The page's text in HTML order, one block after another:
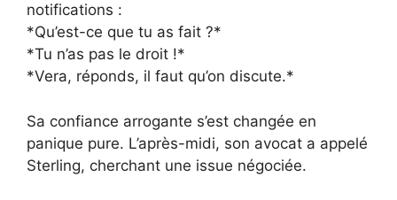
notifications :
*Qu’est-ce que tu as fait ?*
*Tu n’as pas le droit !*
*Vera, réponds, il faut qu’on discute.*
Sa confiance arrogante s’est changée en
panique pure. L’après-midi, son avocat a appelé
Sterling, cherchant une issue négociée.